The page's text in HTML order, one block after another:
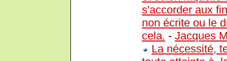
s'accorder aux
non écrite ou le
cela. - Jacques
La nécessité,